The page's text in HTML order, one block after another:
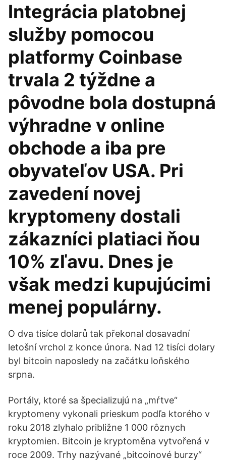
Integrácia platobnej
služby pomocou
platformy Coinbase
trvala 2 týždne a
pôvodne bola dostupná
výhradne v online
obchode a iba pre
obyvateľov USA. Pri
zavedení novej
kryptomeny dostali
zákazníci platiaci ňou
10% zľavu. Dnes je
však medzi kupujúcimi
menej populárny.
O dva tisíce dolarů tak překonal dosavadní
letošní vrchol z konce února. Nad 12 tisíci dolary
byl bitcoin naposledy na začátku loňského
srpna.
Portály, ktoré sa špecializujú na „mŕtve“
kryptomeny vykonali prieskum podľa ktorého v
roku 2018 zlyhalo približne 1 000 rôznych
kryptomien. Bitcoin je kryptoměna vytvořená v
roce 2009. Trhy nazývané „bitcoinové burzy“